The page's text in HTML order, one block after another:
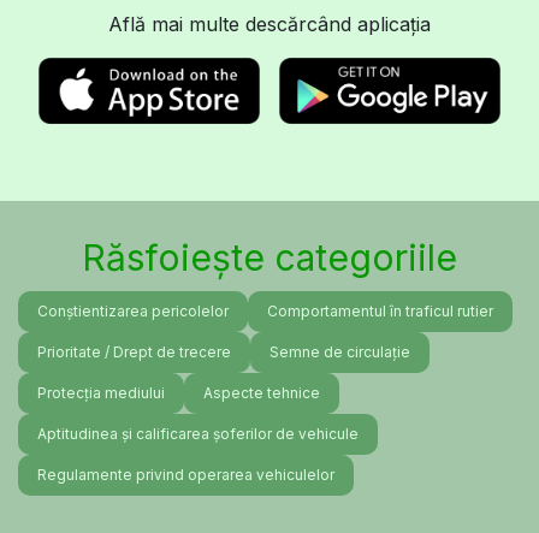
Află mai multe descărcând aplicația
Răsfoiește categoriile
Conștientizarea pericolelor Comportamentul în traficul rutier
Prioritate / Drept de trecere Semne de circulație
Protecția mediului Aspecte tehnice
Aptitudinea și calificarea șoferilor de vehicule
Regulamente privind operarea vehiculelor